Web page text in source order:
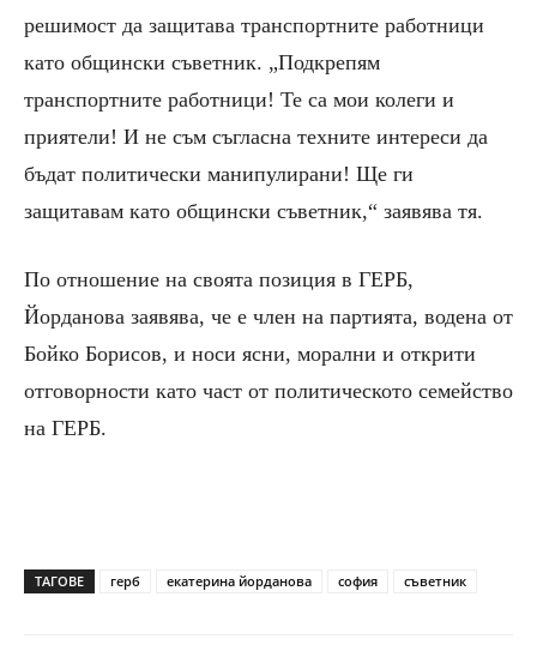
решимост да защитава транспортните работници
като общински съветник. „Подкрепям
транспортните работници! Те са мои колеги и
приятели! И не съм съгласна техните интереси да
бъдат политически манипулирани! Ще ги
защитавам като общински съветник,“ заявява тя.
По отношение на своята позиция в ГЕРБ,
Йорданова заявява, че е член на партията, водена от
Бойко Борисов, и носи ясни, морални и открити
отговорности като част от политическото семейство
на ГЕРБ.
ТАГОВЕ герб екатерина йорданова софия съветник